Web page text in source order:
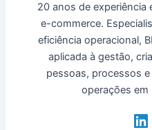
20 anos de experiência
e-commerce.
eficiência operacional,
aplicada à gestão,
pessoas, processos
operações em